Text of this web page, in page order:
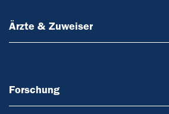
Ärzte & Zuweiser
Forschung